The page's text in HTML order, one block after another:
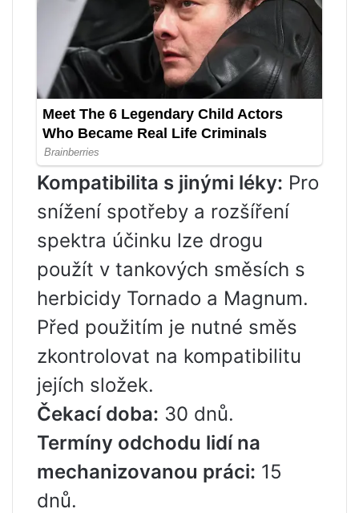
Kompatibilita s jinými léky: Pro
snížení spotřeby a rozšíření
spektra účinku lze drogu
použít v tankových směsích s
herbicidy Tornado a Magnum.
Před použitím je nutné směs
zkontrolovat na kompatibilitu
jejích složek.
Čekací doba: 30 dnů.
Termíny odchodu lidí na
mechanizovanou práci: 15
dnů.